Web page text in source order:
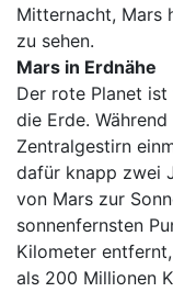
Mitternacht, Mars
zu sehen.
Mars in Erdnähe
Der rote Planet
die Erde.
Zentralgestirn
dafür knapp zwei
von Mars zur
sonnenfernsten
Kilometer
als 200 Millionen